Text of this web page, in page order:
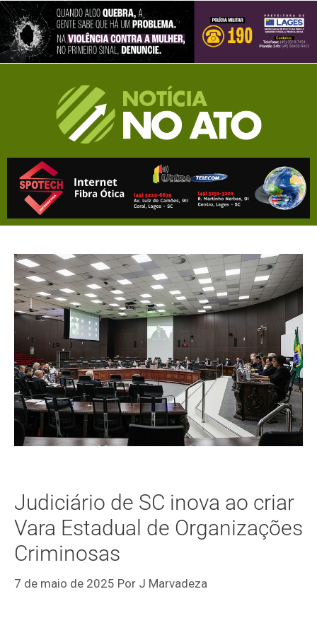
Judiciário de SC inova ao criar
Vara Estadual de Organizações
Criminosas
7 de maio de 2025 Por J Marvadeza